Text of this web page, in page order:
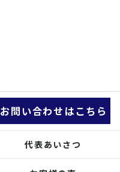
お問い合わせはこちら
代表あいさつ